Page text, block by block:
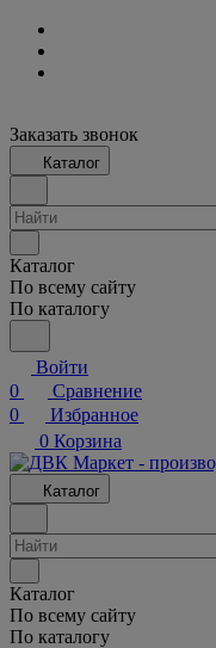
Заказать звонок
Каталог
Каталог
По всему сайту
По каталогу
Войти
0
Сравнение
0
Избранное
0 Корзина
Каталог
Каталог
По всему сайту
По каталогу